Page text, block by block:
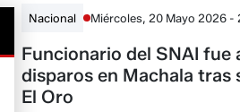
Nacional Miércoles, 20 Mayo 2026 -
Funcionario del SNAI fue
disparos en Machala tras
El Oro